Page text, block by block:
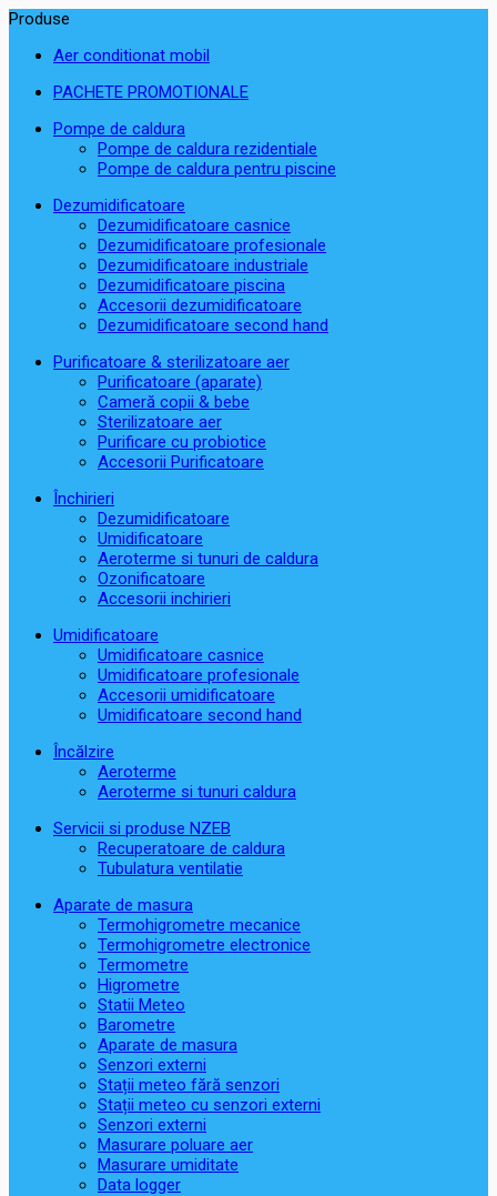
Produse
Aer conditionat mobil
PACHETE PROMOTIONALE
Pompe de caldura
Pompe de caldura rezidentiale
Pompe de caldura pentru piscine
Dezumidificatoare
Dezumidificatoare casnice
Dezumidificatoare profesionale
Dezumidificatoare industriale
Dezumidificatoare piscina
Accesorii dezumidificatoare
Dezumidificatoare second hand
Purificatoare & sterilizatoare aer
Purificatoare (aparate)
Cameră copii & bebe
Sterilizatoare aer
Purificare cu probiotice
Accesorii Purificatoare
Închirieri
Dezumidificatoare
Umidificatoare
Aeroterme si tunuri de caldura
Ozonificatoare
Accesorii inchirieri
Umidificatoare
Umidificatoare casnice
Umidificatoare profesionale
Accesorii umidificatoare
Umidificatoare second hand
Încălzire
Aeroterme
Aeroterme si tunuri caldura
Servicii si produse NZEB
Recuperatoare de caldura
Tubulatura ventilatie
Aparate de masura
Termohigrometre mecanice
Termohigrometre electronice
Termometre
Higrometre
Statii Meteo
Barometre
Aparate de masura
Senzori externi
Stații meteo fără senzori
Stații meteo cu senzori externi
Senzori externi
Masurare poluare aer
Masurare umiditate
Data logger